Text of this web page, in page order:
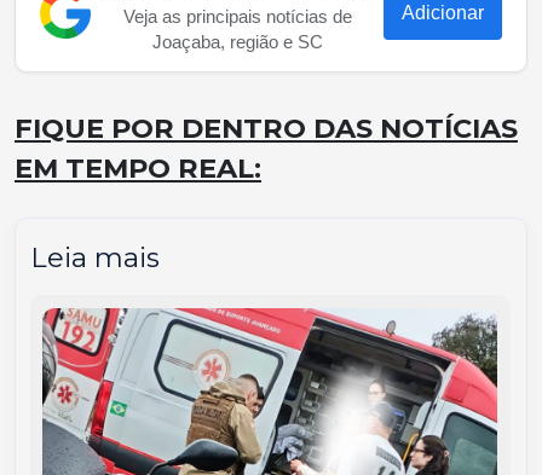
Veja as principais notícias de
Joaçaba, região e SC
Adicionar
FIQUE POR DENTRO DAS NOTÍCIAS
EM TEMPO REAL:
Leia mais